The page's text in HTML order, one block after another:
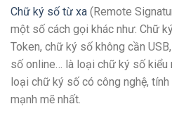
Chữ ký số từ xa (Remote
một số cách gọi khác như: Chữ
Token, chữ ký số không cần
số online… là loại chữ ký số
loại chữ ký số có công nghệ,
mạnh mẽ nhất.